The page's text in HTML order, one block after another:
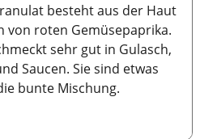
besteht aus der Haut
von roten Gemüsepaprika.
sehr gut in Gulasch,
Saucen. Sie sind etwas
bunte Mischung.